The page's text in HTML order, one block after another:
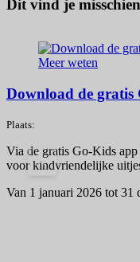
Dit vind je
Meer weten
Download de gratis
Plaats:
Via de gratis Go-Kids
voor kindvriendelijke
Van 1 januari 2026 tot 31
<